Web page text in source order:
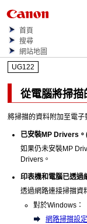
首頁
搜尋
網站地圖
UG122
從電腦將掃
將掃描的資料附加至電子
已安裝MP Drivers
如果仍未安裝MP
Drivers 。
印表機和電腦已透過
透過網路連接掃描資
對於Windows：
網路掃描設定